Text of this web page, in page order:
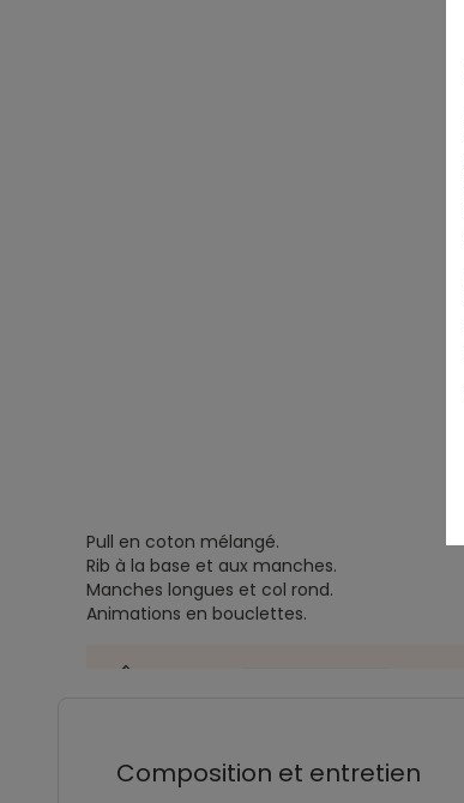
Pull en coton mélangé.
Rib à la base et aux manches.
Manches longues et col rond.
Animations en bouclettes.
Composition et entretien